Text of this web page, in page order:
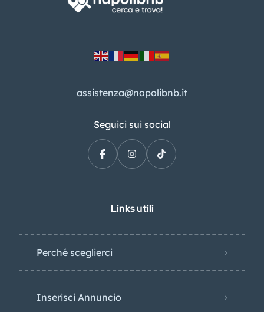
assistenza@napolibnb.it
Seguici sui social
Links utili
Perché sceglierci
Inserisci Annuncio